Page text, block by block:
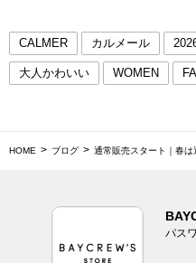
CALMER カルメール
大人かわいい WOMEN
HOME ブログ 通常販売スタート｜春
パス